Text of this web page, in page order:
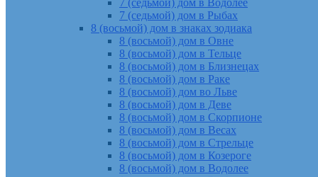
7 (седьмой) дом в Водолее
7 (седьмой) дом в Рыбах
8 (восьмой) дом в знаках зодиака
8 (восьмой) дом в Овне
8 (восьмой) дом в Тельце
8 (восьмой) дом в Близнецах
8 (восьмой) дом в Раке
8 (восьмой) дом во Льве
8 (восьмой) дом в Деве
8 (восьмой) дом в Скорпионе
8 (восьмой) дом в Весах
8 (восьмой) дом в Стрельце
8 (восьмой) дом в Козероге
8 (восьмой) дом в Водолее